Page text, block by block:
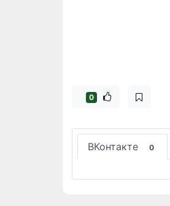
0
ВКонтакте 0